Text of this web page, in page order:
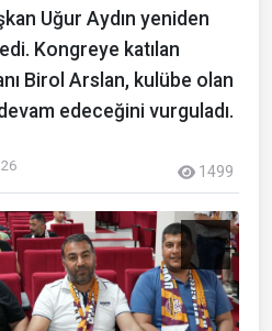
Uğur Aydın yeniden
Kongreye katılan
Birol Arslan, kulübe olan
edeceğini vurguladı.
1499